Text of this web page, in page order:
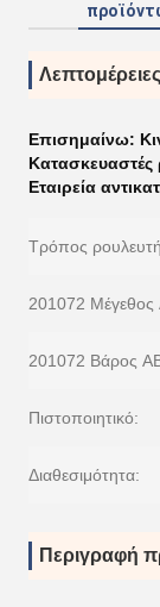
Επισημαίνω:
Κατασκευαστές
Εταιρεία
Τρόπος
201072 Μέγεθος
201072 Βάρος
Πιστοποιητικό:
Διαθεσιμότητα:
Περιγραφή